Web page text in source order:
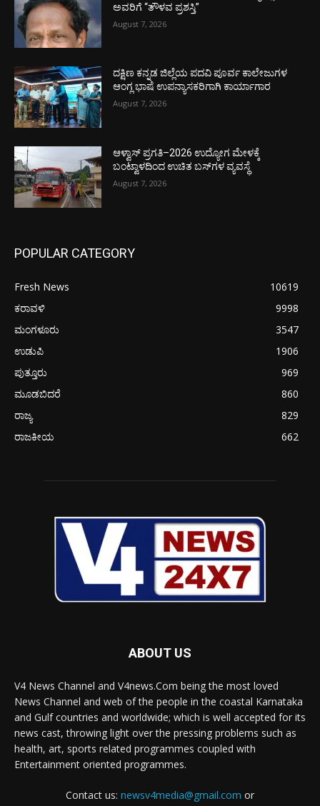
ಅವರಿಗೆ “ತೌಳವ ಪ್ರಶಸ್ತಿ”
August 7, 2026
ದಕ್ಷಿಣ ಕನ್ನಡ ಜಿಲ್ಲೆಯ ಪದವಿ ಪೂರ್ವ ಕಾಲೇಜುಗಳ
ಆಂಗ್ಲ ಭಾಷೆ ಉಪನ್ಯಾಸಕರಿಗಾಗಿ ಕಾರ್ಯಾಗಾರ
August 7, 2026
ಆಳ್ವಾಸ್ ಪ್ರಗತಿ–2026 ಉದ್ಯೋಗ ಮೇಳಕ್ಕೆ
ಬಂಟ್ವಾಳದಿಂದ ಉಚಿತ ಬಸ್‌ಗಳ ವ್ಯವಸ್ಥೆ
August 7, 2026
POPULAR CATEGORY
Fresh News
10619
ಕರಾವಳಿ
9998
ಮಂಗಳೂರು
3547
ಉಡುಪಿ
1906
ಪುತ್ತೂರು
969
ಮೂಡಬಿದರೆ
860
ರಾಜ್ಯ
829
ರಾಜಕೀಯ
662
ABOUT US
V4 News Channel and V4news.Com being the most loved
News Channel and web of the people in the coastal Karnataka
and Gulf countries and worldwide; which is well accepted for its
news cast, throwing light over the pressing problems such as
health, art, sports related programmes coupled with
Entertainment oriented programmes.
Contact us: newsv4media@gmail.com or